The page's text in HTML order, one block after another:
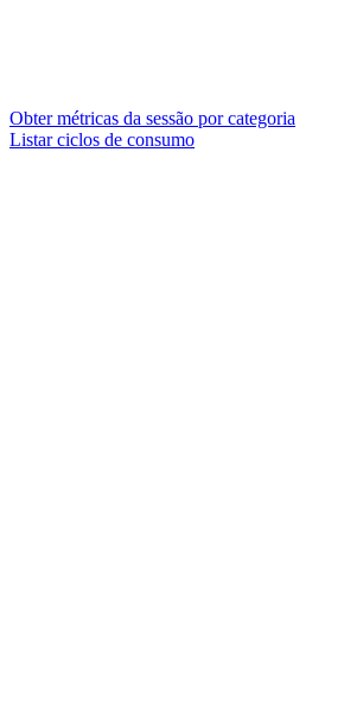
Obter métricas da sessão por categoria
Listar ciclos de consumo